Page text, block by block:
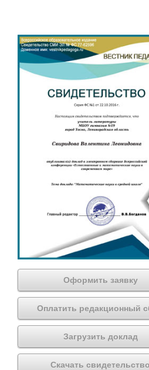
Оформить заявку
Оплатить редакционный
Загрузить доклад
Скачать свидетельство